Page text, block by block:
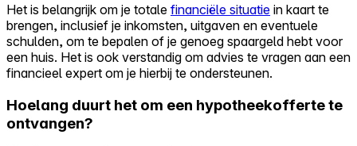
Het is belangrijk om je totale financiële situatie in kaart te
brengen, inclusief je inkomsten, uitgaven en eventuele
schulden, om te bepalen of je genoeg spaargeld hebt voor
een huis. Het is ook verstandig om advies te vragen aan een
financieel expert om je hierbij te ondersteunen.
Hoelang duurt het om een hypotheekofferte te
ontvangen?